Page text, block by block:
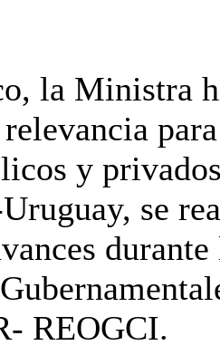
la Ministra
y
se
REOGCI.